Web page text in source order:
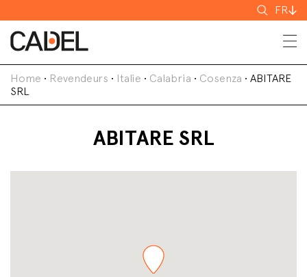
FR
Home • Revendeurs • Italie • Calabria • Cosenza • ABITARE
SRL
ABITARE SRL